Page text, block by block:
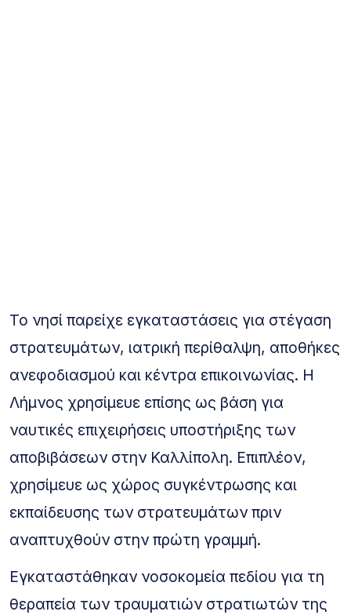
Το νησί παρείχε εγκαταστάσεις για στέγαση
στρατευμάτων, ιατρική περίθαλψη, αποθήκες
ανεφοδιασμού και κέντρα επικοινωνίας. Η
Λήμνος χρησίμευε επίσης ως βάση για
ναυτικές επιχειρήσεις υποστήριξης των
αποβιβάσεων στην Καλλίπολη. Επιπλέον,
χρησίμευε ως χώρος συγκέντρωσης και
εκπαίδευσης των στρατευμάτων πριν
αναπτυχθούν στην πρώτη γραμμή.
Εγκαταστάθηκαν νοσοκομεία πεδίου για τη
θεραπεία των τραυματιών στρατιωτών της